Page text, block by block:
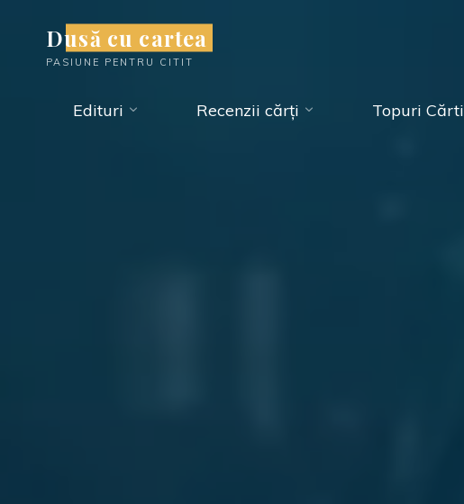
content
Dusă cu cartea
PASIUNE PENTRU CITIT
Edituri Recenzii cărți Topuri Cărti